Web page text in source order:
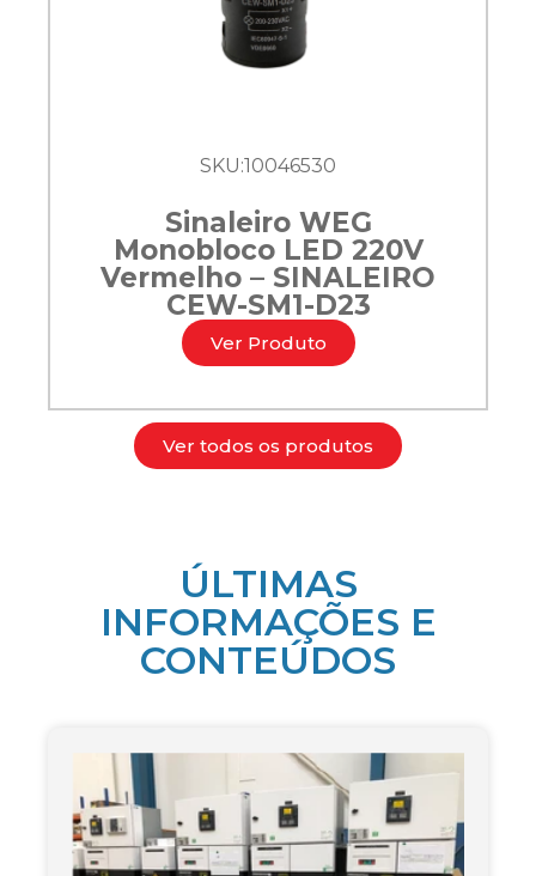
SKU:10046530
Sinaleiro WEG
Monobloco LED 220V
Vermelho – SINALEIRO
CEW-SM1-D23
Ver Produto
Ver todos os produtos
ÚLTIMAS
INFORMAÇÕES E
CONTEÚDOS